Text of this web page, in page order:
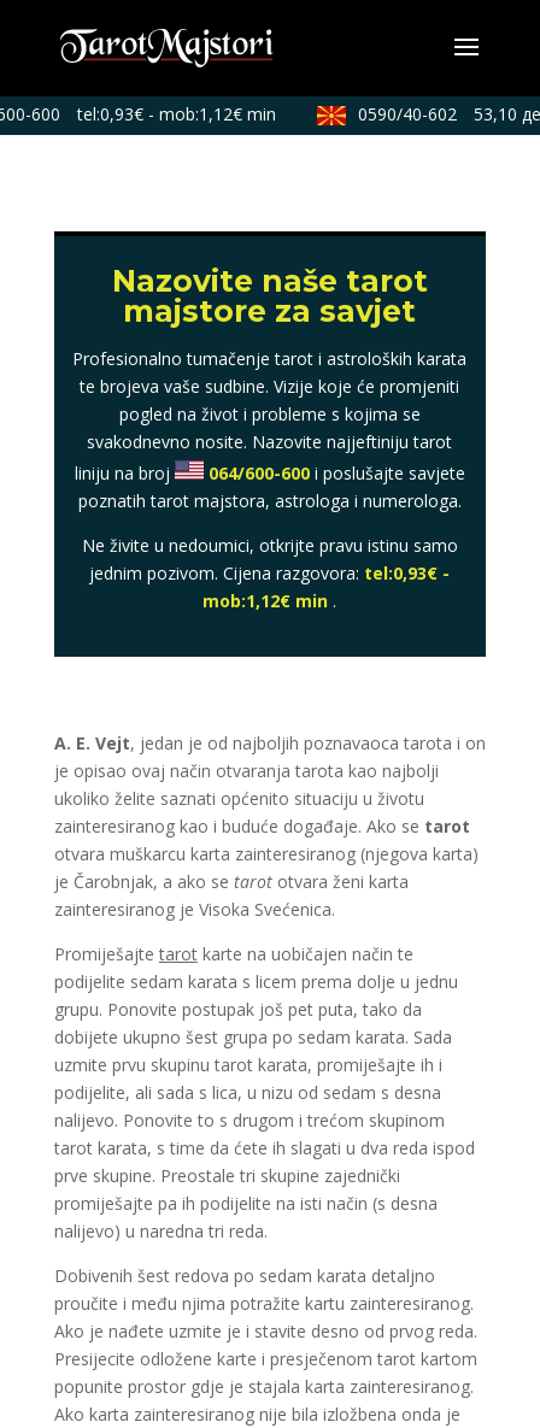
600 tel:0,93€ - mob:1,12€ min 0590/40-602 53,10
Nazovite naše tarot
majstore za savjet
Profesionalno tumačenje tarot i astroloških karata
te brojeva vaše sudbine. Vizije koje će promjeniti
pogled na život i probleme s kojima se
svakodnevno nosite. Nazovite najjeftiniju tarot
liniju na broj
064/600-600 i poslušajte savjete
poznatih tarot majstora, astrologa i numerologa.
Ne živite u nedoumici, otkrijte pravu istinu samo
jednim pozivom. Cijena razgovora: tel:0,93€ -
mob:1,12€ min .
A. E. Vejt, jedan je od najboljih poznavaoca tarota i on
je opisao ovaj način otvaranja tarota kao najbolji
ukoliko želite saznati općenito situaciju u životu
zainteresiranog kao i buduće događaje. Ako se tarot
otvara muškarcu karta zainteresiranog (njegova karta)
je Čarobnjak, a ako se tarototvara ženi karta
zainteresiranog je Visoka Svećenica.
Promiješajtetarotkarte na uobičajen način te
podijelite sedam karata s licem prema dolje u jednu
grupu. Ponovite postupak još pet puta, tako da
dobijete ukupno šest grupa po sedam karata. Sada
uzmite prvu skupinu tarot karata, promiješajte ih i
podijelite, ali sada s lica, u nizu od sedam s desna
nalijevo. Ponovite to s drugom i trećom skupinom
tarot karata, s time da ćete ih slagati u dva reda ispod
prve skupine. Preostale tri skupine zajednički
promiješajte pa ih podijelite na isti način (s desna
nalijevo) u naredna tri reda.
Dobivenih šest redova po sedam karata detaljno
proučite i među njima potražite kartu zainteresiranog.
Ako je nađete uzmite je i stavite desno od prvog reda.
Presijecite odložene karte i presječenom tarot kartom
popunite prostor gdje je stajala karta zainteresiranog.
Ako karta zainteresiranog nije bila izložbena onda je